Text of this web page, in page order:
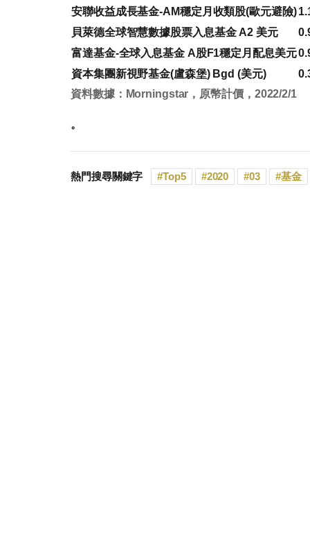
安聯收益成長基金-AM穩定月收類股(歐元避險)
貝萊德全球智慧數據股票入息基金 A2 美元
富達基金-全球入息基金 A股F1穩定月配息美元
資本集團新視野基金(盧森堡) Bgd (美元)
資料數據：Morningstar，原幣計價，2022/2/1
。
熱門搜尋關鍵字 Top5 2020 03 基金